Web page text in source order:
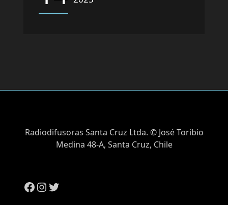
Radiodifusoras Santa Cruz Ltda. © José Toribio
Medina 48-A, Santa Cruz, Chile
Facebook
Instagram
Twitter